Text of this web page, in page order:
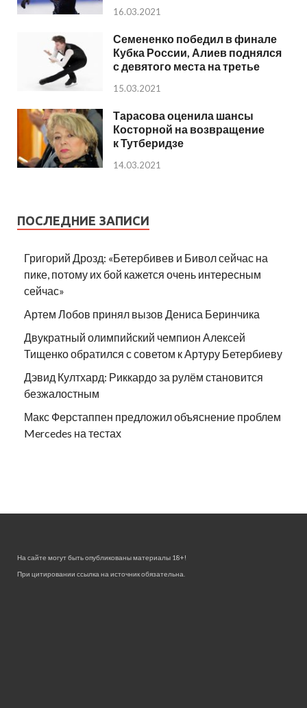
16.03.2021
Семененко победил в финале
Кубка России, Алиев поднялся
с девятого места на третье
15.03.2021
Тарасова оценила шансы
Косторной на возвращение
к Тутберидзе
14.03.2021
ПОСЛЕДНИЕ ЗАПИСИ
Григорий Дрозд: «Бетербивев и Бивол сейчас на
пике, потому их бой кажется очень интересным
сейчас»
Артем Лобов принял вызов Дениса Беринчика
Двукратный олимпийский чемпион Алексей
Тищенко обратился с советом к Артуру Бетербиеву
Дэвид Култхард: Риккардо за рулём становится
безжалостным
Макс Ферстаппен предложил объяснение проблем
Mercedes на тестах
На сайте могут быть опубликованы материалы 18+!
При цитировании ссылка на источник обязательна.